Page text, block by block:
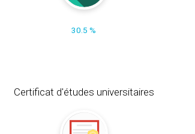
30.5 %
Certificat d'études universitaires